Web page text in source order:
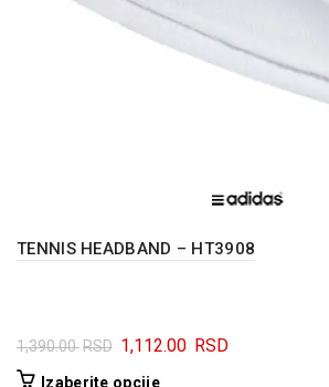
TENNIS HEADBAND – HT3908
1,390.00RSD Originalna
cena
1,112.00 RSD
Izaberite opcijeOvaj